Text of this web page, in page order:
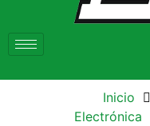
Inicio
Electrónica